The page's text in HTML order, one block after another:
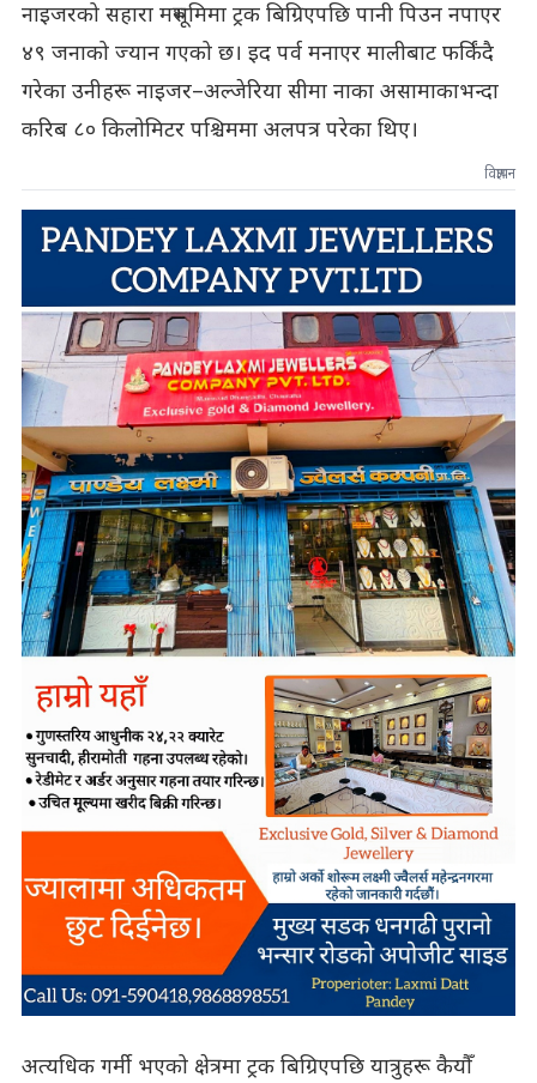
नाइजरको सहारा मरुभूमिमा ट्रक बिग्रिएपछि पानी पिउन नपाएर
४९ जनाको ज्यान गएको छ। इद पर्व मनाएर मालीबाट फर्किंदै
गरेका उनीहरू नाइजर–अल्जेरिया सीमा नाका असामाकाभन्दा
करिब ८० किलोमिटर पश्चिममा अलपत्र परेका थिए।
विज्ञापन
अत्यधिक गर्मी भएको क्षेत्रमा ट्रक बिग्रिएपछि यात्रुहरू कैयौँ